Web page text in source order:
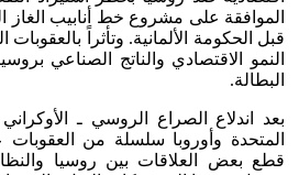
قبل الحكومة الألمانية. وتأثراً
النمو الاقتصادي والناتج الصناعي
البطالة.
بعد اندلاع الصراع الروسي ـ
المتحدة وأوروبا سلسلة من
قطع بعض العلاقات بين روسيا